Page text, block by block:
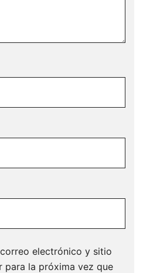
electrónico y sitio
para la próxima vez que